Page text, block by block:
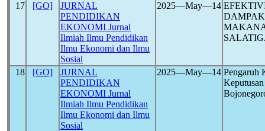
17 [GO]
JURNAL
PENDIDIKAN
EKONOMI Jurnal
Ilmiah Ilmu Pendidikan
Ilmu Ekonomi dan Ilmu
Sosial
2025―May―14
18 [GO]
JURNAL
PENDIDIKAN
EKONOMI Jurnal
Ilmiah Ilmu Pendidikan
Ilmu Ekonomi dan Ilmu
Sosial
2025―May―14 Pengaruh